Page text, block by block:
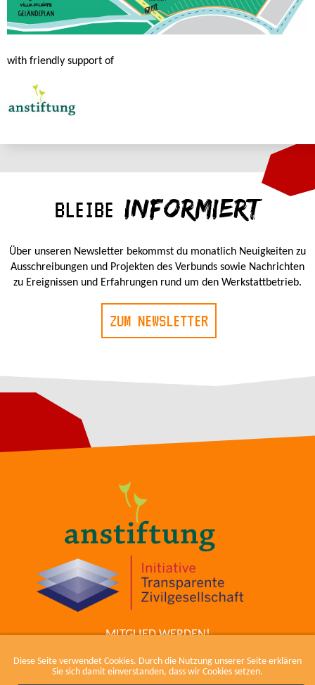
Diese Seite verwendet Cookies. Durch die Nutzung unserer Seite erklären
Sie sich damit einverstanden, dass wir Cookies setzen.
with friendly support of
BLEIBE INFORMIERT
Über unseren Newsletter bekommst du monatlich Neuigkeiten zu
Ausschreibungen und Projekten des Verbunds sowie Nachrichten
zu Ereignissen und Erfahrungen rund um den Werkstattbetrieb.
ZUM NEWSLETTER
MITGLIED WERDEN!
KONTAKT